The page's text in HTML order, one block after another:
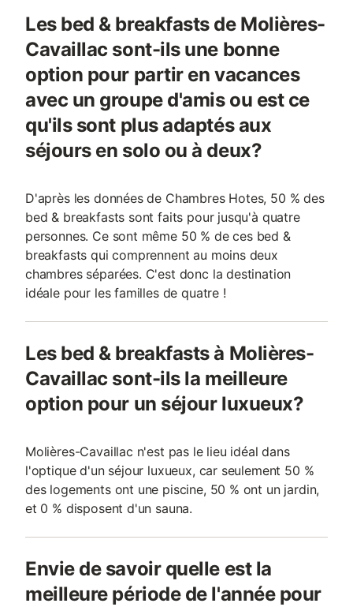
Les bed & breakfasts de Molières-
Cavaillac sont-ils une bonne
option pour partir en vacances
avec un groupe d'amis ou est ce
qu'ils sont plus adaptés aux
séjours en solo ou à deux?
D'après les données de Chambres Hotes, 50 % des
bed & breakfasts sont faits pour jusqu'à quatre
personnes. Ce sont même 50 % de ces bed &
breakfasts qui comprennent au moins deux
chambres séparées. C'est donc la destination
idéale pour les familles de quatre !
Les bed & breakfasts à Molières-
Cavaillac sont-ils la meilleure
option pour un séjour luxueux?
Molières-Cavaillac n'est pas le lieu idéal dans
l'optique d'un séjour luxueux, car seulement 50 %
des logements ont une piscine, 50 % ont un jardin,
et 0 % disposent d'un sauna.
Envie de savoir quelle est la
meilleure période de l'année pour